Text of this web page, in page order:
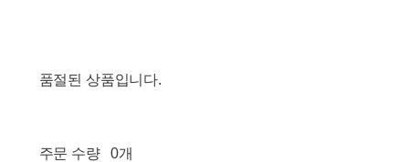
품절된 상품입니다.
주문 수량
0개